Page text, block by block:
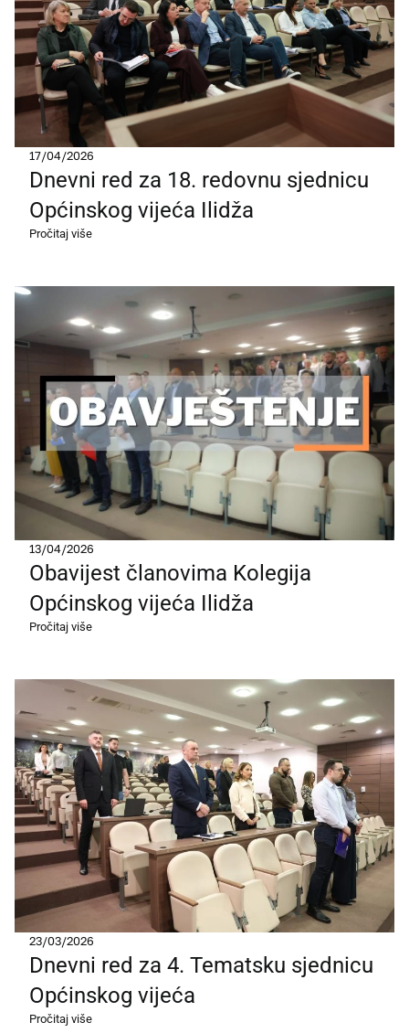
17/04/2026
Dnevni red za 18. redovnu sjednicu
Općinskog vijeća Ilidža
Pročitaj više
13/04/2026
Obavijest članovima Kolegija
Općinskog vijeća Ilidža
Pročitaj više
23/03/2026
Dnevni red za 4. Tematsku sjednicu
Općinskog vijeća
Pročitaj više